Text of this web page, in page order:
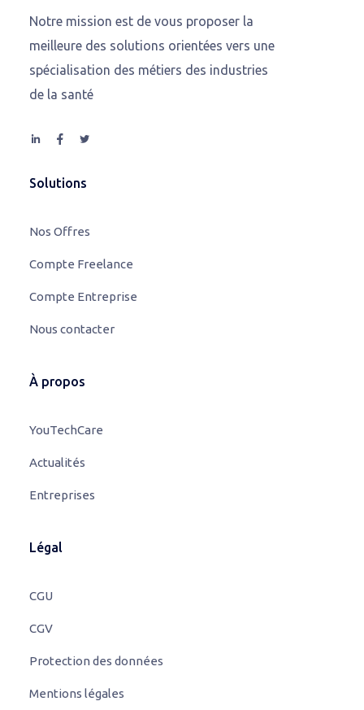
Notre mission est de vous proposer la
meilleure des solutions orientées vers une
spécialisation des métiers des industries
de la santé
Solutions
Nos Offres
Compte Freelance
Compte Entreprise
Nous contacter
À propos
YouTechCare
Actualités
Entreprises
Légal
CGU
CGV
Protection des données
Mentions légales